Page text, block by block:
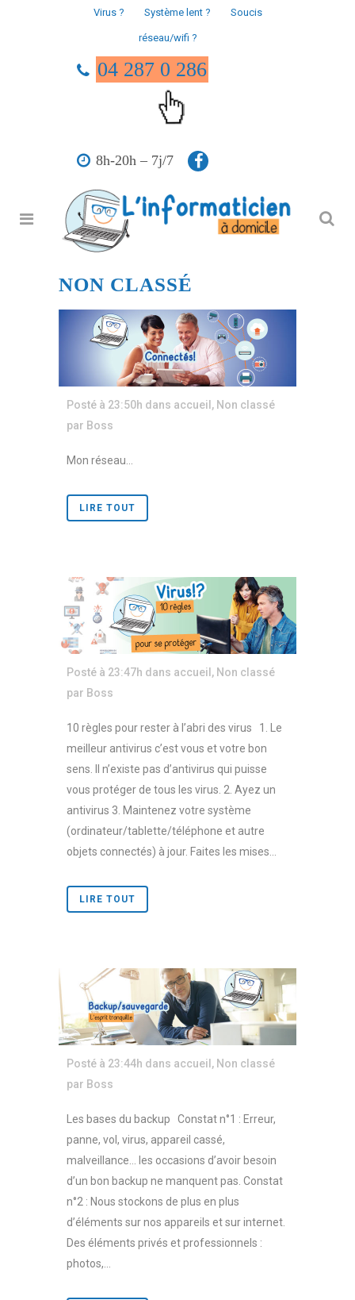
Virus ? Système lent ? Soucis
réseau/wifi ?
04 287 0 286
8h-20h – 7j/7
NON CLASSÉ
Posté à 23:50h dans accueil, Non classé
par Boss
Mon réseau...
LIRE TOUT
Posté à 23:47h dans accueil, Non classé
par Boss
10 règles pour rester à l’abri des virus 1. Le
meilleur antivirus c’est vous et votre bon
sens. Il n’existe pas d’antivirus qui puisse
vous protéger de tous les virus. 2. Ayez un
antivirus 3. Maintenez votre système
(ordinateur/tablette/téléphone et autre
objets connectés) à jour. Faites les mises...
LIRE TOUT
Posté à 23:44h dans accueil, Non classé
par Boss
Les bases du backup Constat n°1 : Erreur,
panne, vol, virus, appareil cassé,
malveillance… les occasions d’avoir besoin
d’un bon backup ne manquent pas. Constat
n°2 : Nous stockons de plus en plus
d’éléments sur nos appareils et sur internet.
Des éléments privés et professionnels :
photos,...